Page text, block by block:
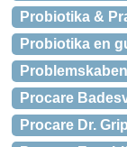
Probiotika &
Probiotika en
Procare
Procare Dr.